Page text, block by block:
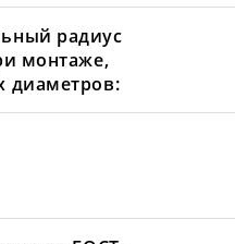
радиус
монтаже,
диаметров: